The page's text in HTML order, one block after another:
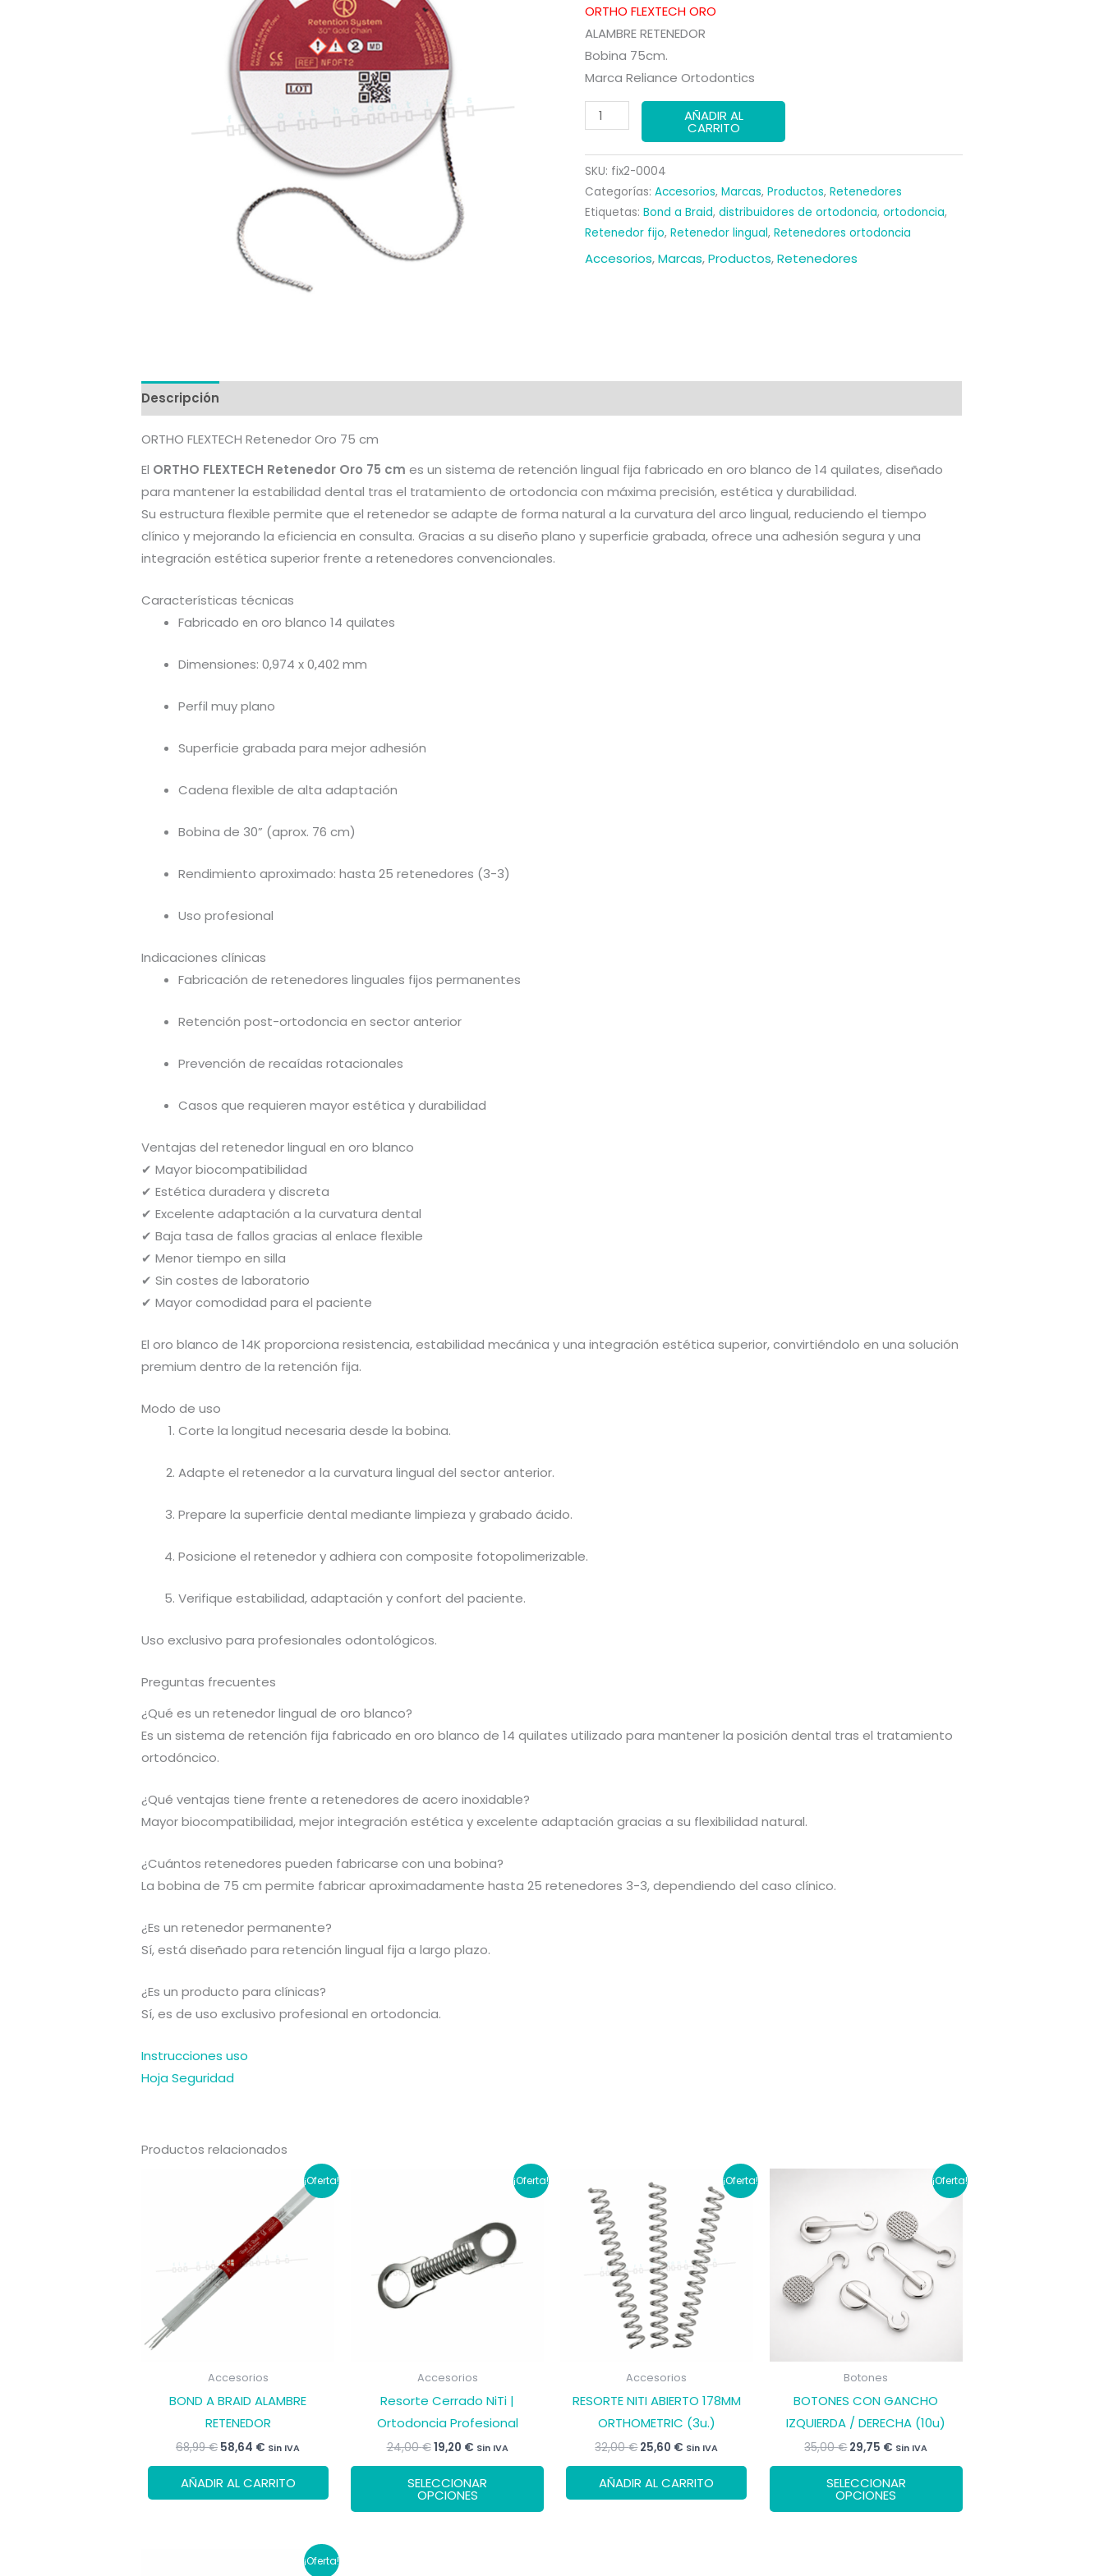
precio
original
era:
315,99 €.
es:
284,39 €.
ORTHO FLEXTECH ORO
ALAMBRE RETENEDOR
Bobina 75cm.
Marca Reliance Ortodontics
ORTHO
FLEXTECH
ORO
cantidad
AÑADIR AL
CARRITO
SKU: fix2-0004
Categorías: Accesorios, Marcas, Productos, Retenedores
Etiquetas: Bond a Braid, distribuidores de ortodoncia, ortodoncia,
Retenedor fijo, Retenedor lingual, Retenedores ortodoncia
Accesorios,Marcas,Productos,Retenedores
Descripción
ORTHO FLEXTECH Retenedor Oro 75 cm
El ORTHO FLEXTECH Retenedor Oro 75 cm es un sistema de retención lingual fija fabricado en oro blanco de 14 quilates, diseñado
para mantener la estabilidad dental tras el tratamiento de ortodoncia con máxima precisión, estética y durabilidad.
Su estructura flexible permite que el retenedor se adapte de forma natural a la curvatura del arco lingual, reduciendo el tiempo
clínico y mejorando la eficiencia en consulta. Gracias a su diseño plano y superficie grabada, ofrece una adhesión segura y una
integración estética superior frente a retenedores convencionales.
Características técnicas
Fabricado en oro blanco 14 quilates
Dimensiones: 0,974 x 0,402 mm
Perfil muy plano
Superficie grabada para mejor adhesión
Cadena flexible de alta adaptación
Bobina de 30” (aprox. 76 cm)
Rendimiento aproximado: hasta 25 retenedores (3-3)
Uso profesional
Indicaciones clínicas
Fabricación de retenedores linguales fijos permanentes
Retención post-ortodoncia en sector anterior
Prevención de recaídas rotacionales
Casos que requieren mayor estética y durabilidad
Ventajas del retenedor lingual en oro blanco
✔ Mayor biocompatibilidad
✔ Estética duradera y discreta
✔ Excelente adaptación a la curvatura dental
✔ Baja tasa de fallos gracias al enlace flexible
✔ Menor tiempo en silla
✔ Sin costes de laboratorio
✔ Mayor comodidad para el paciente
El oro blanco de 14K proporciona resistencia, estabilidad mecánica y una integración estética superior, convirtiéndolo en una solución
premium dentro de la retención fija.
Modo de uso
Corte la longitud necesaria desde la bobina.
Adapte el retenedor a la curvatura lingual del sector anterior.
Prepare la superficie dental mediante limpieza y grabado ácido.
Posicione el retenedor y adhiera con composite fotopolimerizable.
Verifique estabilidad, adaptación y confort del paciente.
Uso exclusivo para profesionales odontológicos.
Preguntas frecuentes
¿Qué es un retenedor lingual de oro blanco?
Es un sistema de retención fija fabricado en oro blanco de 14 quilates utilizado para mantener la posición dental tras el tratamiento
ortodóncico.
¿Qué ventajas tiene frente a retenedores de acero inoxidable?
Mayor biocompatibilidad, mejor integración estética y excelente adaptación gracias a su flexibilidad natural.
¿Cuántos retenedores pueden fabricarse con una bobina?
La bobina de 75 cm permite fabricar aproximadamente hasta 25 retenedores 3-3, dependiendo del caso clínico.
¿Es un retenedor permanente?
Sí, está diseñado para retención lingual fija a largo plazo.
¿Es un producto para clínicas?
Sí, es de uso exclusivo profesional en ortodoncia.
Instrucciones uso
Hoja Seguridad
Productos relacionados
¡Oferta!
Accesorios
BOND A BRAID ALAMBRE
RETENEDOR
68,99€ El
era:
68,99 €.
58,64 € El
es:
58,64 €.
Sin IVA
AÑADIR AL CARRITO
¡Oferta!
Accesorios
Resorte Cerrado NiTi |
Ortodoncia Profesional
24,00€El
era:
24,00 €.
19,20 €El
es:
19,20 €.
Sin IVA
SELECCIONAR
OPCIONES
Este
producto
tiene
¡Oferta!
Accesorios
RESORTE NITI ABIERTO 178MM
ORTHOMETRIC (3u.)
32,00€El
era:
32,00 €.
25,60 € El
es:
25,60 €.
Sin IVA
AÑADIR AL CARRITO
¡Oferta!
Botones
BOTONES CON GANCHO
IZQUIERDA / DERECHA (10u)
35,00€El
era:
35,00 €.
29,75 € El
es:
29,75 €.
Sin IVA
SELECCIONAR
OPCIONES
Este
tiene
¡Oferta!